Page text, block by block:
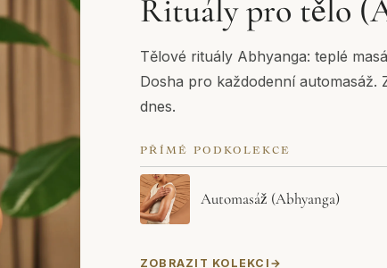
Rituály pro tělo
Tělové rituály Abhyanga: teplé
Dosha pro každodenní automasáž.
dnes.
PŘÍMÉ PODKOLEKCE
Automasáž (Abhyanga)
ZOBRAZIT KOLEKCI